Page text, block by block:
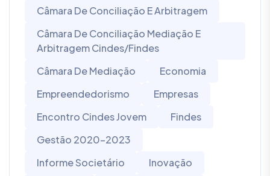
Câmara De Conciliação E Arbitragem
Câmara De Conciliação Mediação E
Arbitragem Cindes/Findes
Câmara De Mediação
Economia
Empreendedorismo
Empresas
Encontro Cindes Jovem
Findes
Gestão 2020-2023
Informe Societário
Inovação